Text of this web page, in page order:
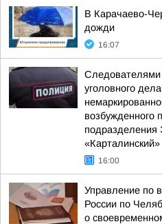
В Карачаево-
дожди
16:07
Следователями
уголовного
возбужденного
«Карталинский»
16:00
Управление по
России по
о